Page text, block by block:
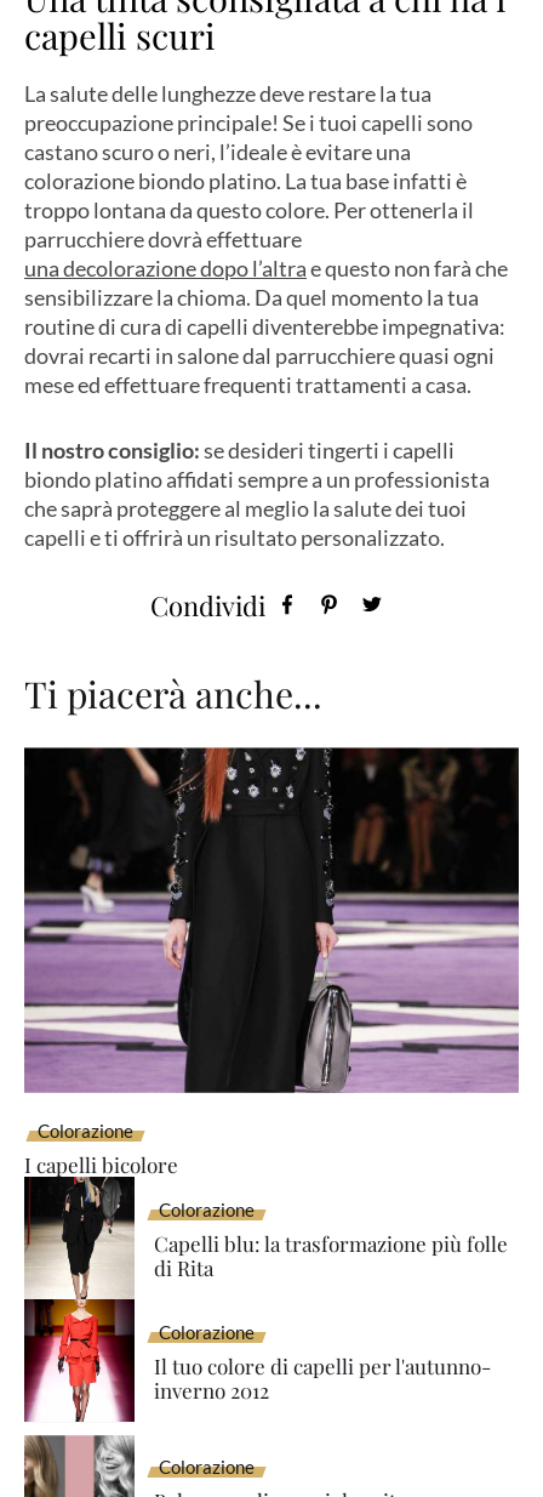
capelli scuri
La salute delle lunghezze deve restare la tua
preoccupazione principale! Se i tuoi capelli sono
castano scuro o neri, l’ideale è evitare una
colorazione biondo platino. La tua base infatti è
troppo lontana da questo colore. Per ottenerla il
parrucchiere dovrà effettuare
una decolorazione dopo l’altrae questo non farà che
sensibilizzare la chioma. Da quel momento la tua
routine di cura di capelli diventerebbe impegnativa:
dovrai recarti in salone dal parrucchiere quasi ogni
mese ed effettuare frequenti trattamenti a casa.
Il nostro consiglio:se desideri tingerti i capelli
biondo platino affidati sempre a un professionista
che saprà proteggere al meglio la salute dei tuoi
capelli e ti offrirà un risultato personalizzato.
Condividi
Ti piacerà anche...
Colorazione
I capelli bicolore
Colorazione
Capelli blu: la trasformazione più folle
di Rita
Colorazione
Il tuo colore di capelli per l'autunno-
inverno 2012
Colorazione